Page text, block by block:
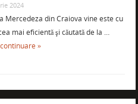
2024
Mercedeza din Craiova vine este cu
mai eficientă şi căutată de la …
»